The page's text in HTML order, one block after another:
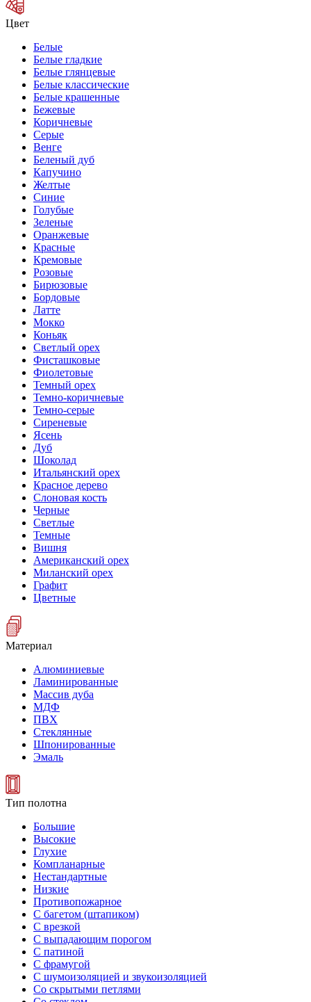
Цвет
Белые
Белые гладкие
Белые глянцевые
Белые классические
Белые крашенные
Бежевые
Коричневые
Серые
Венге
Беленый дуб
Капучино
Желтые
Синие
Голубые
Зеленые
Оранжевые
Красные
Кремовые
Розовые
Бирюзовые
Бордовые
Латте
Мокко
Коньяк
Светлый орех
Фисташковые
Фиолетовые
Темный орех
Темно-коричневые
Темно-серые
Сиреневые
Ясень
Дуб
Шоколад
Итальянский орех
Красное дерево
Слоновая кость
Черные
Светлые
Темные
Вишня
Американский орех
Миланский орех
Графит
Цветные
Материал
Алюминиевые
Ламинированные
Массив дуба
МДФ
ПВХ
Стеклянные
Шпонированные
Эмаль
Тип полотна
Большие
Высокие
Глухие
Компланарные
Нестандартные
Низкие
Противопожарное
С багетом (штапиком)
С врезкой
С выпадающим порогом
С патиной
С фрамугой
С шумоизоляцией и звукоизоляцией
Со скрытыми петлями